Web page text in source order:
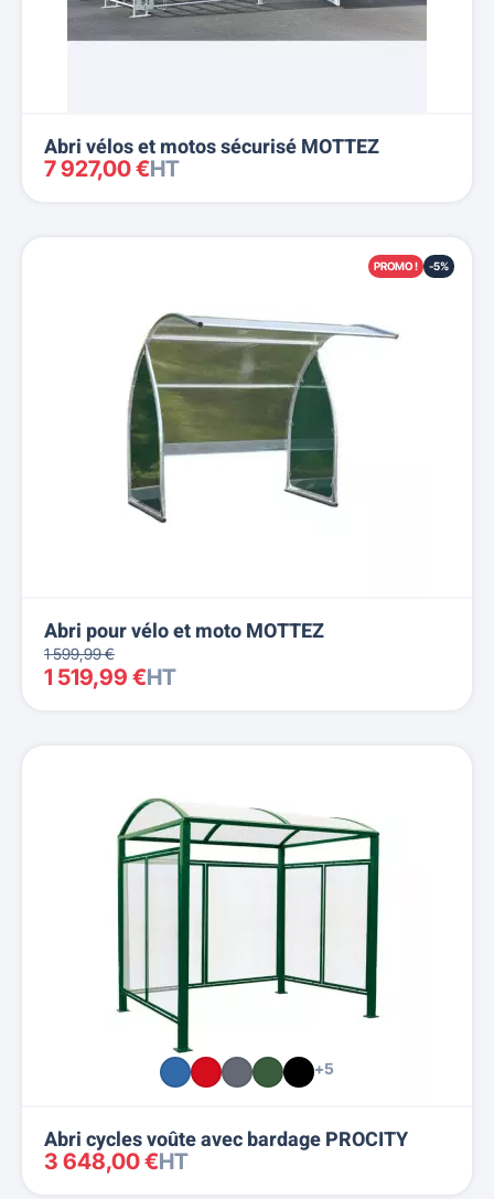
Abri vélos et motos sécurisé MOTTEZ
7 927,00 €HT
PROMO ! -5%
Abri pour vélo et moto MOTTEZ
1 599,99 €
1 519,99 €HT
+5
Abri cycles voûte avec bardage PROCITY
3 648,00 €HT